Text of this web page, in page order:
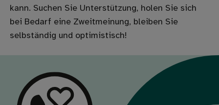
kann. Suchen Sie Unterstützung, holen Sie sich
bei Bedarf eine Zweitmeinung, bleiben Sie
selbständig und optimistisch!